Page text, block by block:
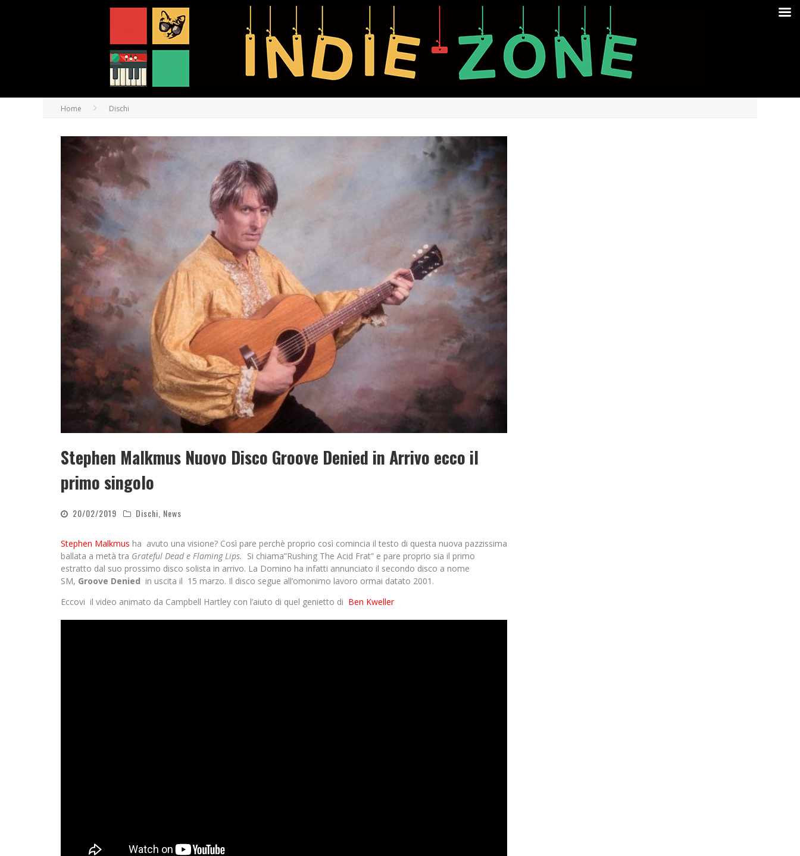
Home Dischi
Stephen Malkmus Nuovo Disco Groove Denied in Arrivo ecco il
primo singolo
20/02/2019 Dischi News
Stephen Malkmus ha avuto una visione? Così pare perchè proprio così comincia il testo di questa nuova pazzissima
ballata a metà tra Grateful Dead e Flaming Lips. Si chiama”Rushing The Acid Frat” e pare proprio sia il primo
estratto dal suo prossimo disco solista in arrivo. La Domino ha infatti annunciato il secondo disco a nome
SM, Groove Denied in uscita il 15 marzo. Il disco segue all’omonimo lavoro ormai datato 2001.
Eccovi il video animato da Campbell Hartley con l’aiuto di quel genietto di Ben Kweller